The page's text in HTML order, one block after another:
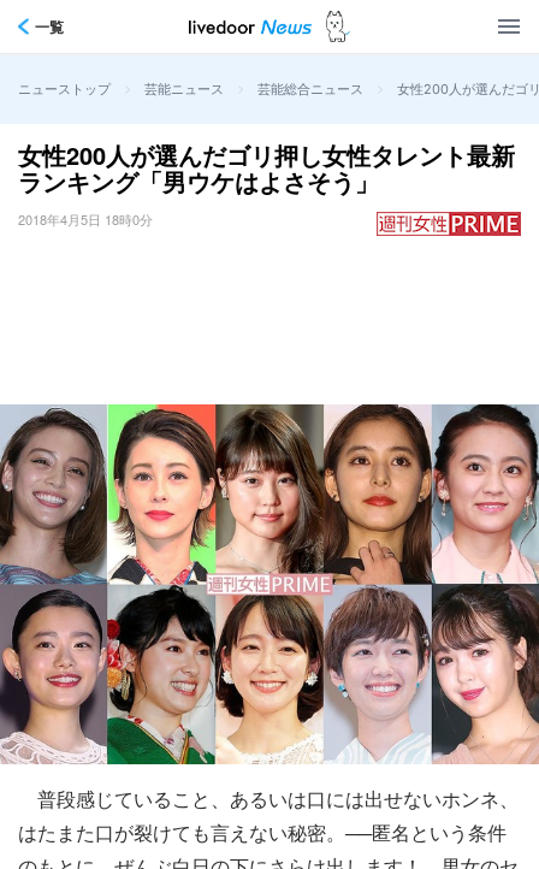
一覧
ニューストップ > 芸能ニュース > 芸能総合ニュース > 女性200人が選んだゴ
女性200人が選んだゴリ押し女性タレント最新
ランキング「男ウケはよさそう」
2018年4月5日 18時0分
普段感じていること、あるいは口には出せないホンネ、
はたまた口が裂けても言えない秘密。──匿名という条件